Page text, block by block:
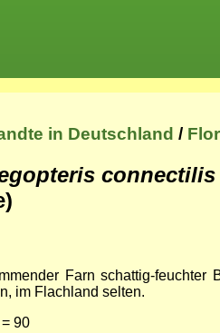
in Deutschland /
Farn schattig-
im Flachland selten.
90